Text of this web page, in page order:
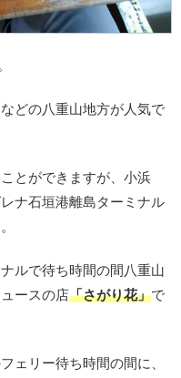
どの八重山地方が人気で
とができますが、小浜
ナ石垣港離島ターミナル
ルで待ち時間の間八重山
ースの店「さがり花」で
ェリー待ち時間の間に、